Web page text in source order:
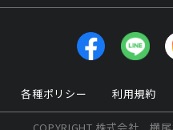
各種ポリシー 利用規約
COPYRIGHT 株式会社 横尾